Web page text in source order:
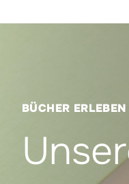
BÜCHER ERLEBEN